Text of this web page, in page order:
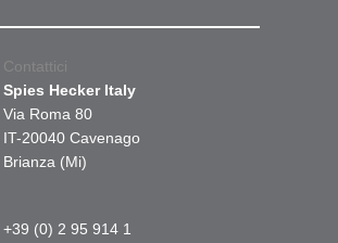
Contattici
Spies Hecker Italy
Via Roma 80
IT-20040 Cavenago
Brianza (Mi)
+39 (0) 2 95 914 1